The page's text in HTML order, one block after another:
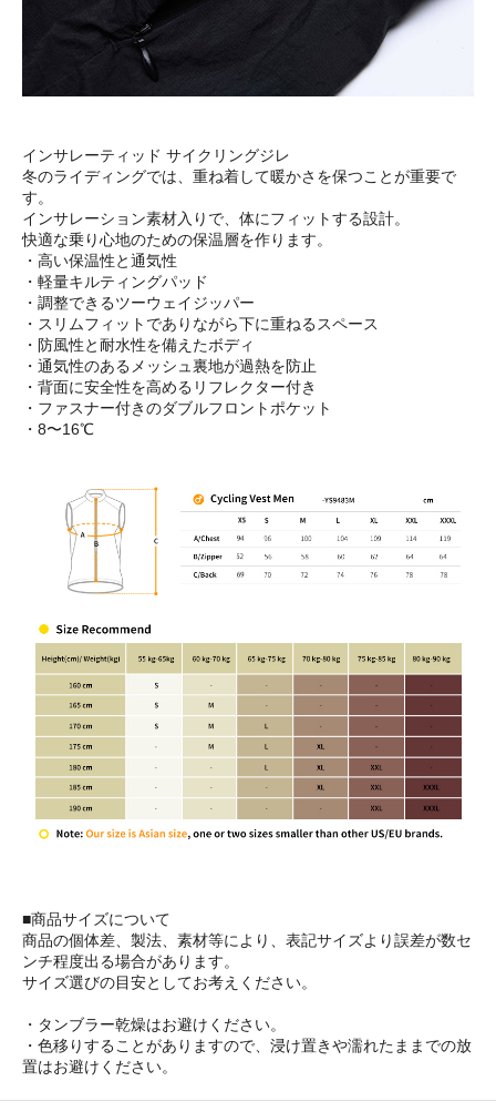
インサレーティッド サイクリングジレ
冬のライディングでは、重ね着して暖かさを保つことが重要で
す。
インサレーション素材入りで、体にフィットする設計。
快適な乗り心地のための保温層を作ります。
・高い保温性と通気性
・軽量キルティングパッド
・調整できるツーウェイジッパー
・スリムフィットでありながら下に重ねるスペース
・防風性と耐水性を備えたボディ
・通気性のあるメッシュ裏地が過熱を防止
・背面に安全性を高めるリフレクター付き
・ファスナー付きのダブルフロントポケット
・8〜16℃
■商品サイズについて
商品の個体差、製法、素材等により、表記サイズより誤差が数セ
ンチ程度出る場合があります。
サイズ選びの目安としてお考えください。
・タンブラー乾燥はお避けください。
・色移りすることがありますので、浸け置きや濡れたままでの放
置はお避けください。